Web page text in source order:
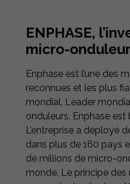
ENPHASE,
micro-onduleur
Enphase est l’une des
reconnues et les plus
mondial. Leader
onduleurs, Enphase est
L’entreprise a déployé
dans plus de 160 pays
de millions de micro-
monde. Le principe